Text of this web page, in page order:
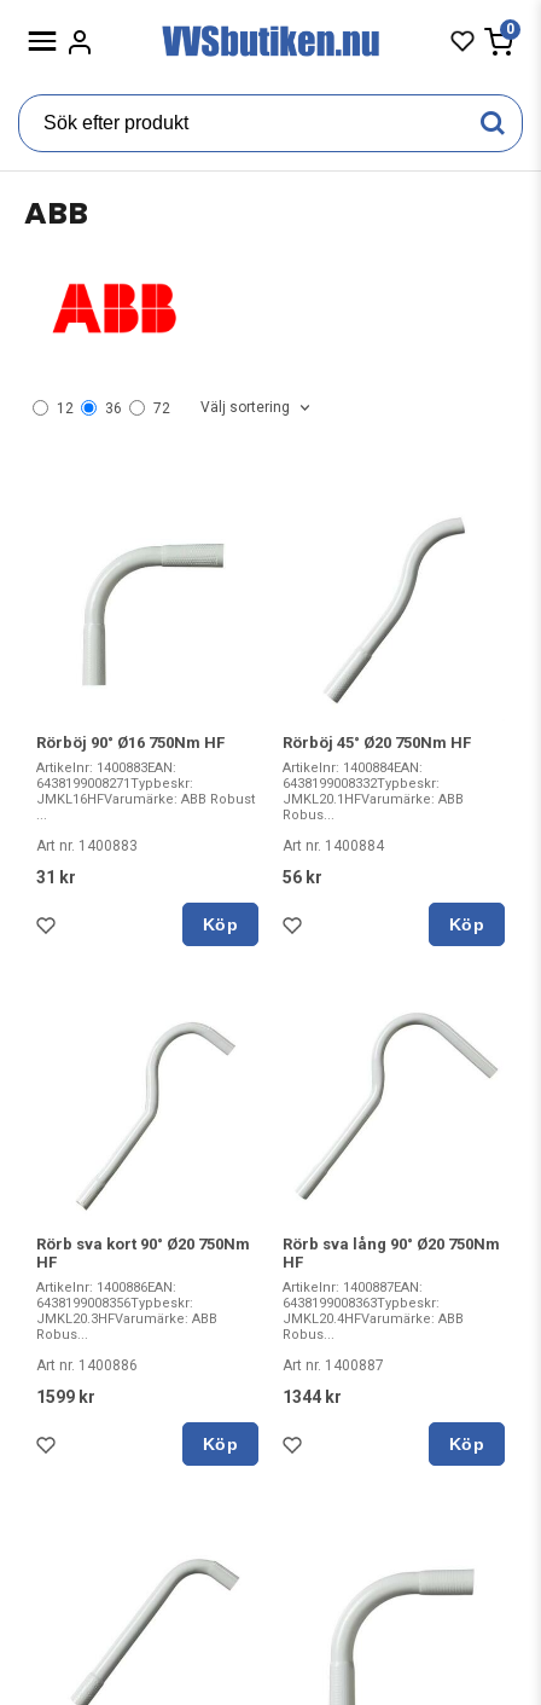
0
ABB
12 36 72 Välj sortering
Rörböj 90° Ø16 750Nm HF
Artikelnr: 1400883EAN:
6438199008271Typbeskr:
JMKL16HFVarumärke: ABB Robust
Art nr. 1400883
31 kr
Köp
Rörböj 45° Ø20 750Nm HF
Artikelnr: 1400884EAN:
6438199008332Typbeskr:
JMKL20.1HFVarumärke: ABB
Robus...
Art nr. 1400884
56 kr
Köp
Rörb sva kort 90° Ø20 750Nm
HF
Artikelnr: 1400886EAN:
6438199008356Typbeskr:
JMKL20.3HFVarumärke: ABB
Robus...
Art nr. 1400886
1599 kr
Köp
Rörb sva lång 90° Ø20 750Nm
HF
Artikelnr: 1400887EAN:
6438199008363Typbeskr:
JMKL20.4HFVarumärke: ABB
Robus...
Art nr. 1400887
1344 kr
Köp